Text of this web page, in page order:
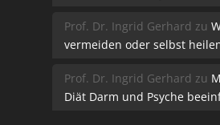
Prof. Dr. Ingrid Gerhard zu
vermeiden oder selbst
Prof. Dr. Ingrid Gerhard zu
Diät Darm und Psyche